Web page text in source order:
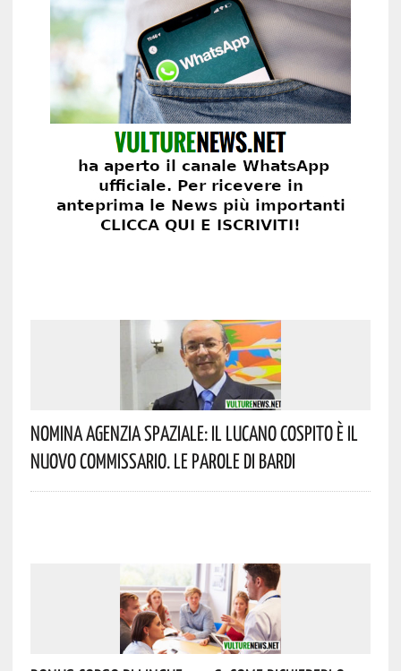
Nomina Agenzia Spaziale: Il Lucano Cospito È Il
Nuovo Commissario. Le Parole Di Bardi